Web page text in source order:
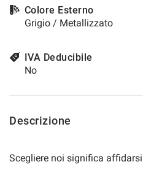
Colore Esterno
Grigio / Metallizzato
IVA Deducibile
No
Descrizione
Scegliere noi significa
questi
strumenti
si
rimanda
cookie
Puoi
modificare